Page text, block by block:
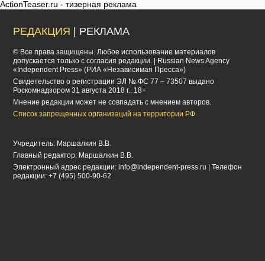
ActionTeaser.ru - тизерная реклама
РЕДАКЦИЯ | РЕКЛАМА
© Все права защищены. Любое использование материалов
допускается только с согласия редакции. | Russian News Agency
«Independent Press» (РИА «Независимая Пресса»)
Cвидетельство о регистрации ЭЛ № ФС 77 – 73507 выдано
Роскомнадзором 31 августа 2018 г.. 18+
Мнение редакции может не совпадать с мнением авторов.
Список запрещенных организаций на территории РФ
Учредитель: Маршалкин В.В.
Главный редактор: Маршалкин В.В.
Электронный адрес редакции:info@independent-press.ru
| Телефон
редакции: +7 (495) 500-90-62